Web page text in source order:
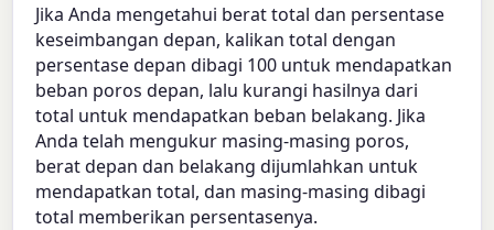
Jika Anda mengetahui berat total dan persentase
keseimbangan depan, kalikan total dengan
persentase depan dibagi 100 untuk mendapatkan
beban poros depan, lalu kurangi hasilnya dari
total untuk mendapatkan beban belakang. Jika
Anda telah mengukur masing-masing poros,
berat depan dan belakang dijumlahkan untuk
mendapatkan total, dan masing-masing dibagi
total memberikan persentasenya.